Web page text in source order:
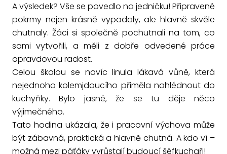
A výsledek? Vše se povedlo na jedničku! Připravené
pokrmy nejen krásně vypadaly, ale hlavně skvěle
chutnaly. Žáci si společně pochutnali na tom, co
sami vytvořili, a měli z dobře odvedené práce
opravdovou radost.
Celou školou se navíc linula lákavá vůně, která
nejednoho kolemjdoucího přiměla nahlédnout do
kuchyňky. Bylo jasné, že se tu děje něco
výjimečného.
Tato hodina ukázala, že i pracovní výchova může
být zábavná, praktická a hlavně chutná. A kdo ví –
možná mezi páťáky vyrůstají budoucí šéfkuchaři!